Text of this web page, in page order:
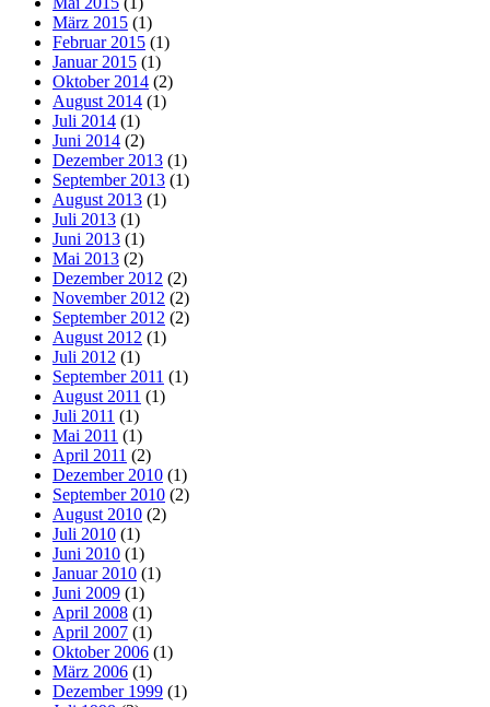
März 2015 (1)
Februar 2015 (1)
Januar 2015 (1)
Oktober 2014 (2)
August 2014 (1)
Juli 2014 (1)
Juni 2014 (2)
Dezember 2013 (1)
September 2013 (1)
August 2013 (1)
Juli 2013 (1)
Juni 2013 (1)
Mai 2013 (2)
Dezember 2012 (2)
November 2012 (2)
September 2012 (2)
August 2012 (1)
Juli 2012 (1)
September 2011 (1)
August 2011 (1)
Juli 2011 (1)
Mai 2011 (1)
April 2011 (2)
Dezember 2010 (1)
September 2010 (2)
August 2010 (2)
Juli 2010 (1)
Juni 2010 (1)
Januar 2010 (1)
Juni 2009 (1)
April 2008 (1)
April 2007 (1)
Oktober 2006 (1)
März 2006 (1)
Dezember 1999 (1)